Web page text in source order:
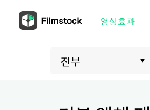
영상효과